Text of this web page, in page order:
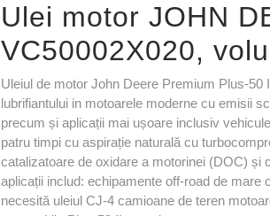
Ulei motor JOHN
VC50002X020,
Uleiul de motor John Deere Premium Plus-
lubrifiantului in motoarele moderne cu emisii
precum și aplicații mai ușoare inclusiv
patru timpi cu aspirație naturală cu
catalizatoare de oxidare a motorinei (DOC)
aplicații includ: echipamente off-road de
necesită uleiul CJ-4 camioane de teren